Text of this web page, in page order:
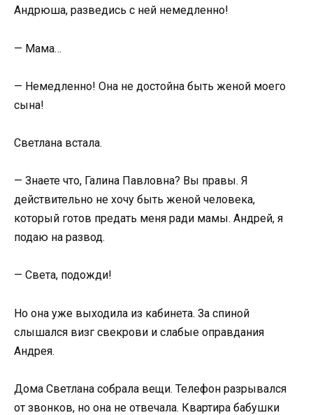
Андрюша, разведись с ней немедленно!
— Мама…
— Немедленно! Она не достойна быть женой моего
сына!
Светлана встала.
— Знаете что, Галина Павловна? Вы правы. Я
действительно не хочу быть женой человека,
который готов предать меня ради мамы. Андрей, я
подаю на развод.
— Света, подожди!
Но она уже выходила из кабинета. За спиной
слышался визг свекрови и слабые оправдания
Андрея.
Дома Светлана собрала вещи. Телефон разрывался
от звонков, но она не отвечала. Квартира бабушки